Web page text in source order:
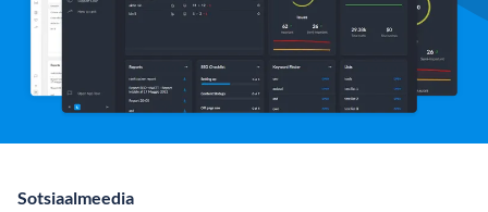
Sotsiaalmeedia